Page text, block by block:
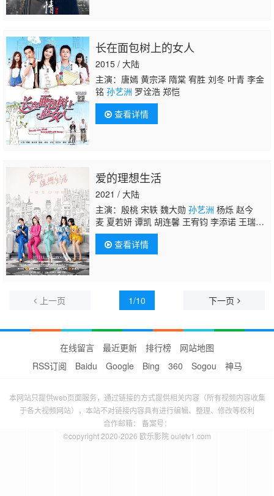
长在面包树上的女人
2015 / 大陆
主演：唐嫣 黄宗泽 隋棠 宥胜 刘冬 叶青 李金
铭 孙艺洲 罗诠浩 郑恺
查看详情
爱的理想生活
2021 / 大陆
主演：殷桃 宋轶 魏大勋 孙艺洲 杨烁 赵今
麦 夏若妍 谭凯 胡连馨 王宥钧 李添诺 王瑞
欣 是安
查看详情
上一页 1/10 下一页
在线留言 最近更新 排行榜
网站地图
RSS订阅
Baidu Google Bing 360 Sogou 神马
本网站只提供web页面服务，通过链接的方式提供相关内容（所有视频内容收集
于各大视频网站），本站不对链接内容具有进行编辑、整理、修改等权利
合作邮箱： 备案号：
©copyright 2020-2026 欧乐影院 ouletv1.com